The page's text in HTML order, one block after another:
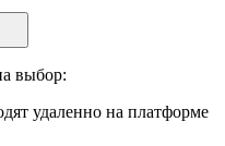
выбор:
удаленно на платформе